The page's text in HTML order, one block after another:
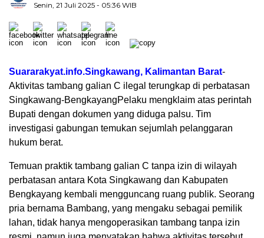
Senin, 21 Juli 2025 - 05:36 WIB
Suararakyat.info.Singkawang, Kalimantan Barat-
Aktivitas tambang galian C ilegal terungkap di perbatasan
Singkawang-BengkayangPelaku mengklaim atas perintah
Bupati dengan dokumen yang diduga palsu. Tim
investigasi gabungan temukan sejumlah pelanggaran
hukum berat.
Temuan praktik tambang galian C tanpa izin di wilayah
perbatasan antara Kota Singkawang dan Kabupaten
Bengkayang kembali mengguncang ruang publik. Seorang
pria bernama Bambang, yang mengaku sebagai pemilik
lahan, tidak hanya mengoperasikan tambang tanpa izin